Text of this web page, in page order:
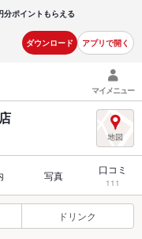
分ポイントもらえる
ダウンロード アプリで開く
マイメニュー
写真 口コミ
111
ドリンク